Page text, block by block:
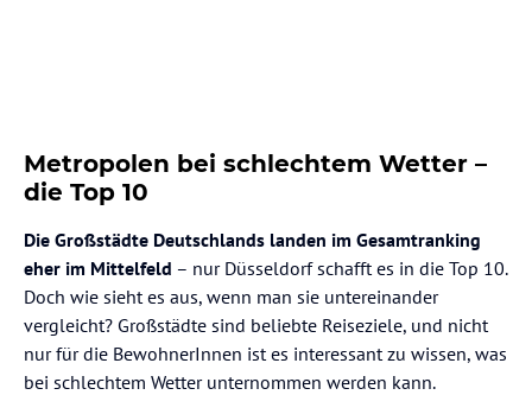
Metropolen bei schlechtem Wetter –
die Top 10
Die Großstädte Deutschlands landen im Gesamtranking
eher im Mittelfeld – nur Düsseldorf schafft es in die Top 10.
Doch wie sieht es aus, wenn man sie untereinander
vergleicht? Großstädte sind beliebte Reiseziele, und nicht
nur für die BewohnerInnen ist es interessant zu wissen, was
bei schlechtem Wetter unternommen werden kann.